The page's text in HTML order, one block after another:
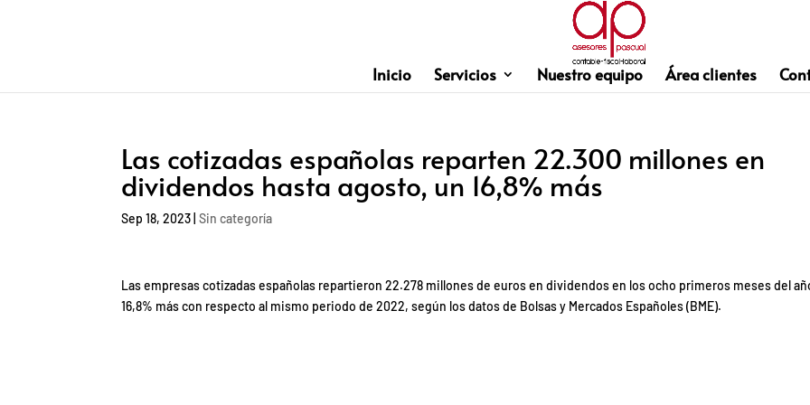
Inicio Servicios Nuestro equipo Área clientes
Las cotizadas españolas reparten 22.300 millones en
dividendos hasta agosto, un 16,8% más
Sep 18, 2023 |Sin categoría
Las empresas cotizadas españolas repartieron 22.278 millones de euros en dividendos en los ocho primeros meses del
16,8% más con respecto al mismo periodo de 2022, según los datos de Bolsas y Mercados Españoles (BME).